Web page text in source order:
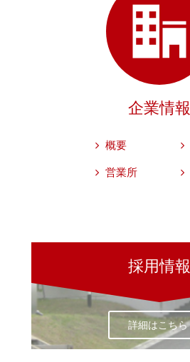
企業情報
概要
営業所
採用情報
詳細はこちら